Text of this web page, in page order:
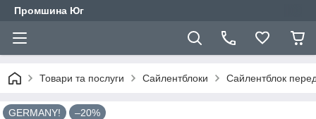
Промшина Юг
Товари та послуги Сайлентблоки Сайлентблок
GERMANY! –20%